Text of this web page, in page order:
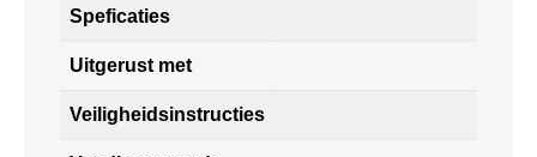
Speficaties
Uitgerust met
Veiligheidsinstructies